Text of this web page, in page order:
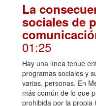
La
sociales de
01:25
Hay una línea tenue
programas sociales y
varias, personas. En
más común de lo que
prohibida por la propia